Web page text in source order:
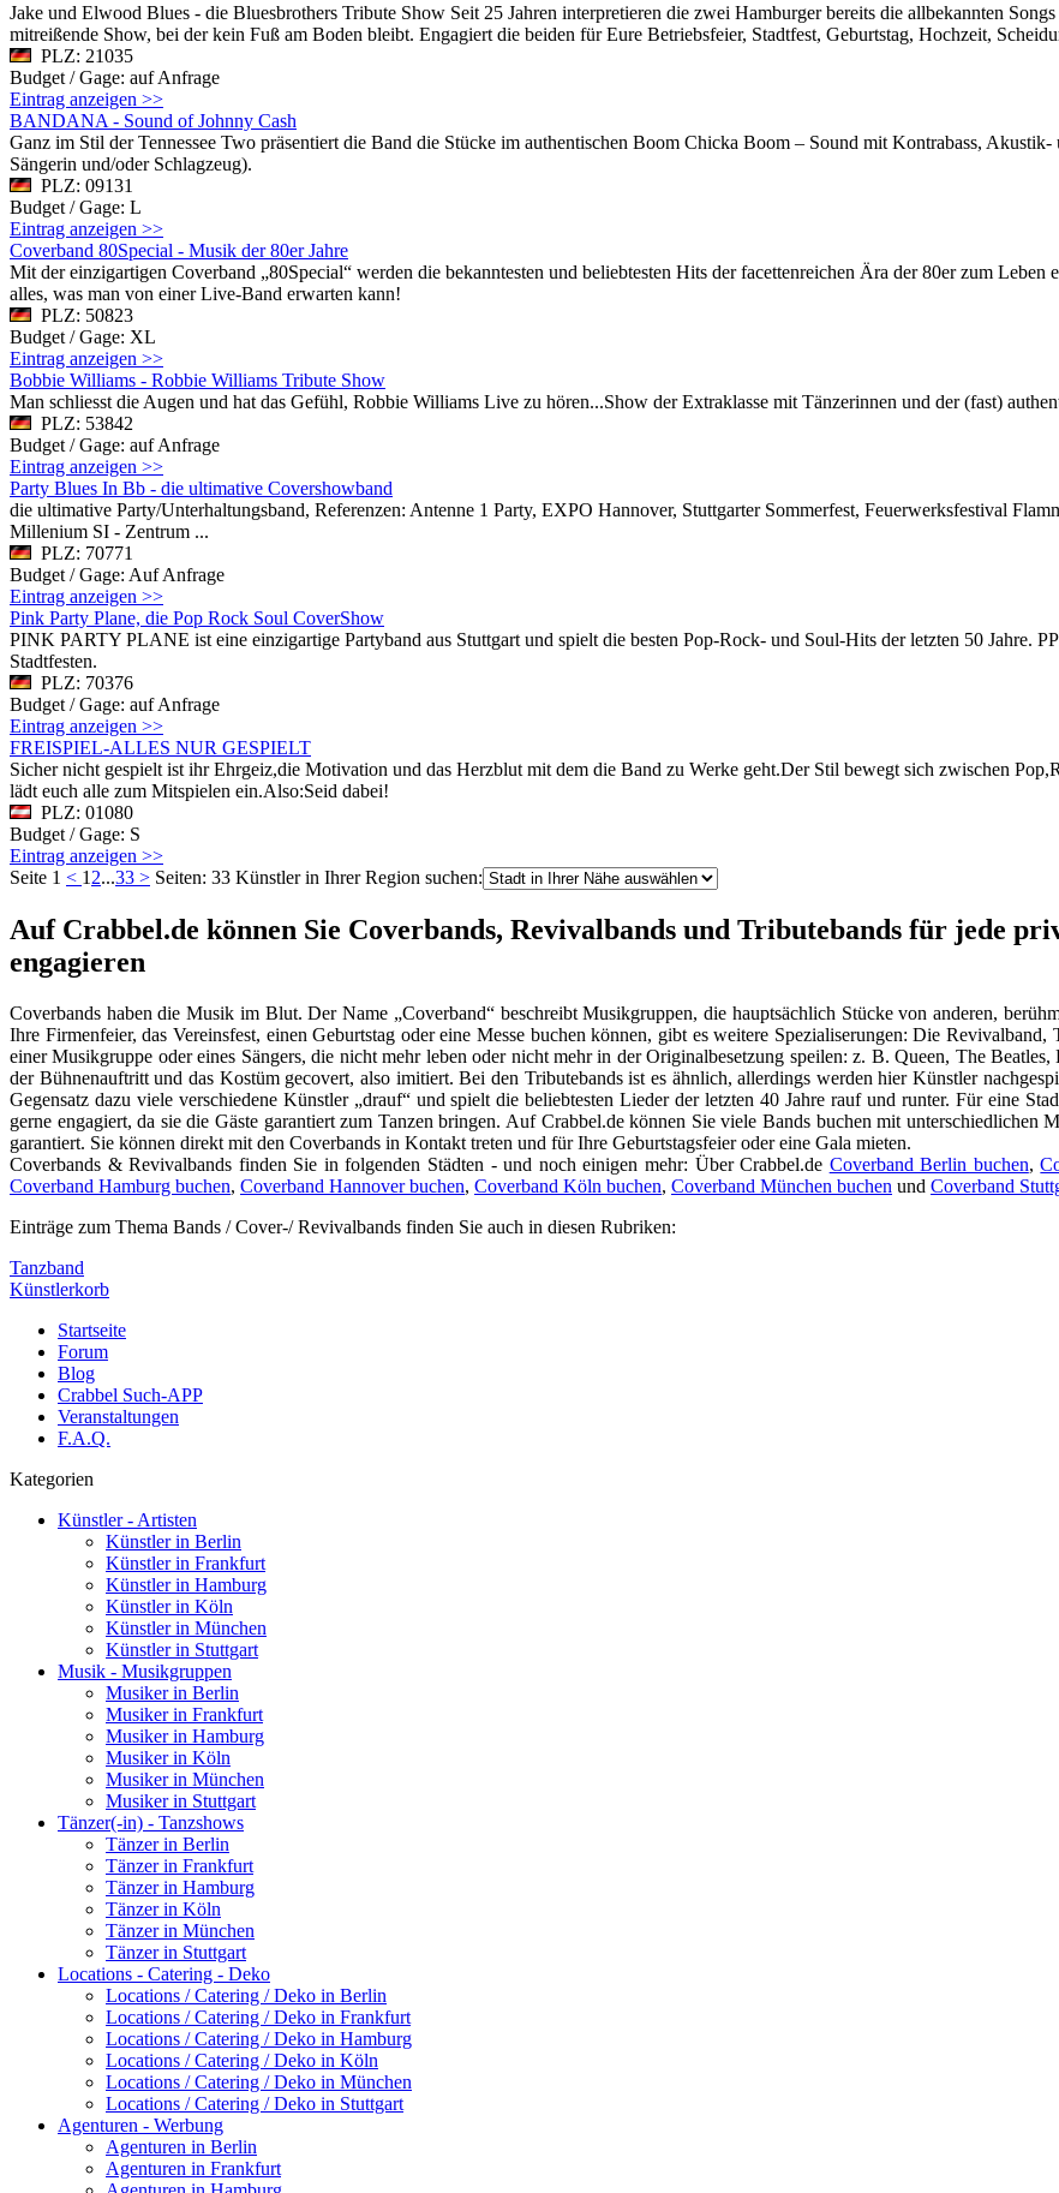
Jake und Elwood Blues - die Bluesbrothers Tribute Show Seit 25 Jahren interpretieren die zwei Hamburger bereits die allbekannten
mitreißende Show, bei der kein Fuß am Boden bleibt. Engagiert die beiden für Eure Betriebsfeier, Stadtfest, Geburtstag, Hochzeit,
PLZ: 21035
Budget / Gage: auf Anfrage
Eintrag anzeigen >>
BANDANA - Sound of Johnny Cash
Ganz im Stil der Tennessee Two präsentiert die Band die Stücke im authentischen Boom Chicka Boom – Sound mit Kontrabass,
Sängerin und/oder Schlagzeug).
PLZ: 09131
Budget / Gage: L
Eintrag anzeigen >>
Coverband 80Special - Musik der 80er Jahre
Mit der einzigartigen Coverband „80Special“ werden die bekanntesten und beliebtesten Hits der facettenreichen Ära der 80er zum
alles, was man von einer Live-Band erwarten kann!
PLZ: 50823
Budget / Gage: XL
Eintrag anzeigen >>
Bobbie Williams - Robbie Williams Tribute Show
Man schliesst die Augen und hat das Gefühl, Robbie Williams Live zu hören...Show der Extraklasse mit Tänzerinnen und der (fast)
PLZ: 53842
Budget / Gage: auf Anfrage
Eintrag anzeigen >>
Party Blues In Bb - die ultimative Covershowband
die ultimative Party/Unterhaltungsband, Referenzen: Antenne 1 Party, EXPO Hannover, Stuttgarter Sommerfest, Feuerwerksfestival
Millenium SI - Zentrum ...
PLZ: 70771
Budget / Gage: Auf Anfrage
Eintrag anzeigen >>
Pink Party Plane, die Pop Rock Soul CoverShow
PINK PARTY PLANE ist eine einzigartige Partyband aus Stuttgart und spielt die besten Pop-Rock- und Soul-Hits der letzten 50 Jahre.
Stadtfesten.
PLZ: 70376
Budget / Gage: auf Anfrage
Eintrag anzeigen >>
FREISPIEL-ALLES NUR GESPIELT
Sicher nicht gespielt ist ihr Ehrgeiz,die Motivation und das Herzblut mit dem die Band zu Werke geht.Der Stil bewegt sich zwischen
lädt euch alle zum Mitspielen ein.Also:Seid dabei!
PLZ: 01080
Budget / Gage: S
Eintrag anzeigen >>
Seite 1 < 1 2...33 > Seiten: 33 Künstler in Ihrer Region suchen:
Auf Crabbel.de können Sie Coverbands, Revivalbands und Tributebands für jede
engagieren
Coverbands haben die Musik im Blut. Der Name „Coverband“ beschreibt Musikgruppen, die hauptsächlich Stücke von anderen,
Ihre Firmenfeier, das Vereinsfest, einen Geburtstag oder eine Messe buchen können, gibt es weitere Spezialiserungen: Die
einer Musikgruppe oder eines Sängers, die nicht mehr leben oder nicht mehr in der Originalbesetzung speilen: z. B. Queen, The
der Bühnenauftritt und das Kostüm gecovert, also imitiert. Bei den Tributebands ist es ähnlich, allerdings werden hier Künstler
Gegensatz dazu viele verschiedene Künstler „drauf“ und spielt die beliebtesten Lieder der letzten 40 Jahre rauf und runter. Für eine
gerne engagiert, da sie die Gäste garantiert zum Tanzen bringen. Auf Crabbel.de können Sie viele Bands buchen mit
garantiert. Sie können direkt mit den Coverbands in Kontakt treten und für Ihre Geburtstagsfeier oder eine Gala mieten.
Coverbands & Revivalbands finden Sie in folgenden Städten - und noch einigen mehr: Über Crabbel.de Coverband Berlin buchen,
Coverband Hamburg buchen, Coverband Hannover buchen, Coverband Köln buchen, Coverband München buchen und Coverband
Einträge zum Thema Bands / Cover-/ Revivalbands finden Sie auch in diesen Rubriken:
Tanzband
Künstlerkorb
Startseite
Forum
Blog
Crabbel Such-APP
Veranstaltungen
F.A.Q.
Kategorien
Künstler - Artisten
Künstler in Berlin
Künstler in Frankfurt
Künstler in Hamburg
Künstler in Köln
Künstler in München
Künstler in Stuttgart
Musik - Musikgruppen
Musiker in Berlin
Musiker in Frankfurt
Musiker in Hamburg
Musiker in Köln
Musiker in München
Musiker in Stuttgart
Tänzer(-in) - Tanzshows
Tänzer in Berlin
Tänzer in Frankfurt
Tänzer in Hamburg
Tänzer in Köln
Tänzer in München
Tänzer in Stuttgart
Locations - Catering - Deko
Locations / Catering / Deko in Berlin
Locations / Catering / Deko in Frankfurt
Locations / Catering / Deko in Hamburg
Locations / Catering / Deko in Köln
Locations / Catering / Deko in München
Locations / Catering / Deko in Stuttgart
Agenturen - Werbung
Agenturen in Berlin
Agenturen in Frankfurt